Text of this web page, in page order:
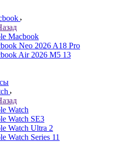
Macbook
Neo 2026 A18 Pro
Air 2026 M5 13
Watch
Watch SE3
Watch Ultra 2
Watch Series 11